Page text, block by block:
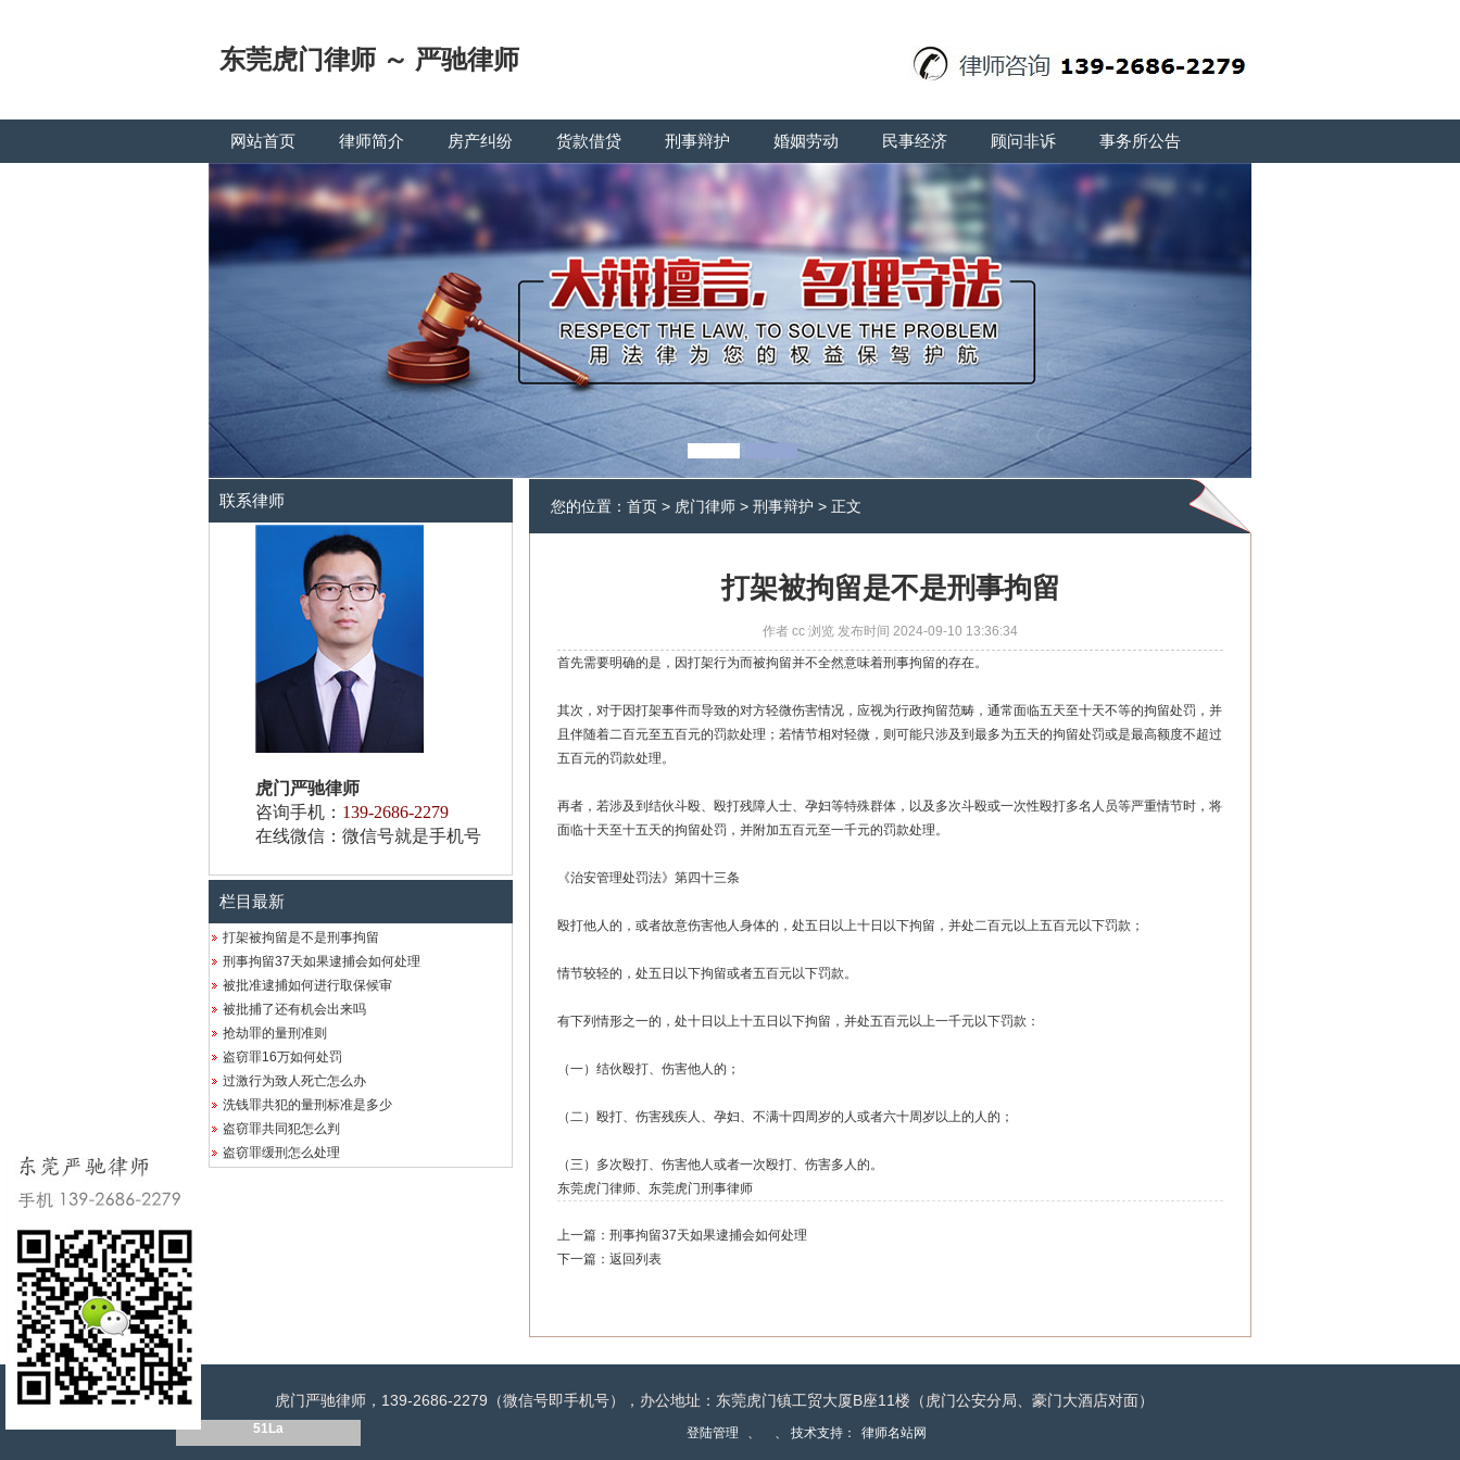
东莞虎门律师 ～ 严驰律师
网站首页 律师简介 房产纠纷 货款借贷 刑事辩护 婚姻劳动 民事经济 顾问非诉 事务所公告
联系律师
虎门严驰律师
咨询手机： 139-2686-2279
在线微信：微信号就是手机号
栏目最新
打架被拘留是不是刑事拘留
刑事拘留37天如果逮捕会如何处理
被批准逮捕如何进行取保候审
被批捕了还有机会出来吗
抢劫罪的量刑准则
盗窃罪16万如何处罚
过激行为致人死亡怎么办
洗钱罪共犯的量刑标准是多少
盗窃罪共同犯怎么判
盗窃罪缓刑怎么处理
您的位置： 首页 > 虎门律师 > 刑事辩护 > 正文
打架被拘留是不是刑事拘留
作者 cc 浏览 发布时间 2024-09-10 13:36:34
首先需要明确的是，因打架行为而被拘留并不全然意味着刑事拘留的存在。
其次，对于因打架事件而导致的对方轻微伤害情况，应视为行政拘留范畴，通常面临五天至十天不等的拘留处罚，并
且伴随着二百元至五百元的罚款处理；若情节相对轻微，则可能只涉及到最多为五天的拘留处罚或是最高额度不超过
五百元的罚款处理。
再者，若涉及到结伙斗殴、殴打残障人士、孕妇等特殊群体，以及多次斗殴或一次性殴打多名人员等严重情节时，将
面临十天至十五天的拘留处罚，并附加五百元至一千元的罚款处理。
《治安管理处罚法》第四十三条
殴打他人的，或者故意伤害他人身体的，处五日以上十日以下拘留，并处二百元以上五百元以下罚款；
情节较轻的，处五日以下拘留或者五百元以下罚款。
有下列情形之一的，处十日以上十五日以下拘留，并处五百元以上一千元以下罚款：
（一）结伙殴打、伤害他人的；
（二）殴打、伤害残疾人、孕妇、不满十四周岁的人或者六十周岁以上的人的；
（三）多次殴打、伤害他人或者一次殴打、伤害多人的。
东莞虎门律师、 东莞虎门刑事律师
上一篇： 刑事拘留37天如果逮捕会如何处理
下一篇： 返回列表
虎门严驰律师，139-2686-2279（微信号即手机号），办公地址：东莞虎门镇工贸大厦B座11楼（虎门公安分局、豪门大酒店对面）
登陆管理 、
51La 、 技术支持： 律师名站网